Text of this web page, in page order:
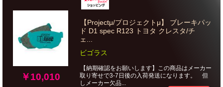
￥10,010
【Projectμ/プロジェクトμ】 ブレーキパッ
ド D1 spec R123 トヨタ クレスタ/チ
ェ...
ビゴラス
【納期確認をお願いします】この商品はメーカー
取り寄せで3-7日後の入荷発送になります。 但
しメーカー欠品...